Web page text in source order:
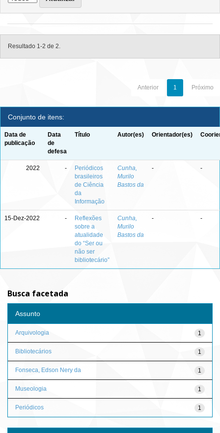
Resultado 1-2 de 2.
Anterior 1 Próximo
Conjunto de itens:
Data de
publicação
Data
de
defesa
Título Autor(es) Orientador(es)
2022 -
Periódicos
brasileiros
de Ciência
da
Informação
Cunha,
Murilo
Bastos da
- -
15-Dez-2022 -
Reflexões
sobre a
atualidade
do “Ser ou
não ser
bibliotecário”
Cunha,
Murilo
Bastos da
- -
Busca facetada
Assunto
1
Arquivologia
1
Bibliotecários
1
Fonseca, Edson Nery da
1
Museologia
1
Periódicos